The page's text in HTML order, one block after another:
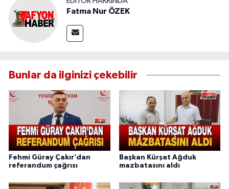
Fatma Nur ÖZEK
Bunlar da ilginizi çekebilir
Fehmi Güray Çakır’dan
referandum çağrısı
Başkan Kürşat Ağduk
mazbatasını aldı